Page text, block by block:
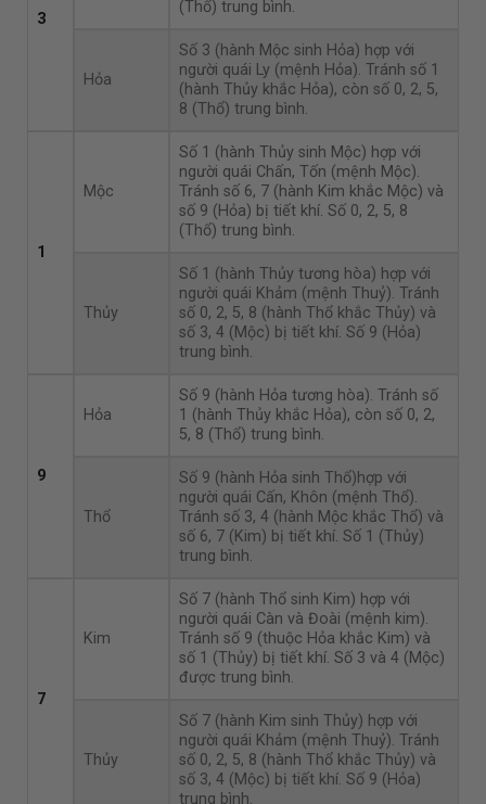
3
(Thổ) trung bình.
Hỏa
Số 3 (hành Mộc sinh Hỏa) hợp với
người quái Ly (mệnh Hỏa). Tránh số 1
(hành Thủy khắc Hỏa), còn số 0, 2, 5,
8 (Thổ) trung bình.
1
Mộc
Số 1 (hành Thủy sinh Mộc) hợp với
người quái Chấn, Tốn (mệnh Mộc).
Tránh số 6, 7 (hành Kim khắc Mộc) và
số 9 (Hỏa) bị tiết khí. Số 0, 2, 5, 8
(Thổ) trung bình.
Thủy
Số 1 (hành Thủy tương hòa) hợp với
người quái Khảm (mệnh Thuỷ). Tránh
số 0, 2, 5, 8 (hành Thổ khắc Thủy) và
số 3, 4 (Mộc) bị tiết khí. Số 9 (Hỏa)
trung bình.
9
Hỏa
Số 9 (hành Hỏa tương hòa). Tránh số
1 (hành Thủy khắc Hỏa), còn số 0, 2,
5, 8 (Thổ) trung bình.
Thổ
Số 9 (hành Hỏa sinh Thổ)hợp với
người quái Cấn, Khôn (mệnh Thổ).
Tránh số 3, 4 (hành Mộc khắc Thổ) và
số 6, 7 (Kim) bị tiết khí. Số 1 (Thủy)
trung bình.
7
Kim
Số 7 (hành Thổ sinh Kim) hợp với
người quái Càn và Đoài (mệnh kim).
Tránh số 9 (thuộc Hỏa khắc Kim) và
số 1 (Thủy) bị tiết khí. Số 3 và 4 (Mộc)
được trung bình.
Thủy
Số 7 (hành Kim sinh Thủy) hợp với
người quái Khảm (mệnh Thuỷ). Tránh
số 0, 2, 5, 8 (hành Thổ khắc Thủy) và
số 3, 4 (Mộc) bị tiết khí. Số 9 (Hỏa)
trung bình.